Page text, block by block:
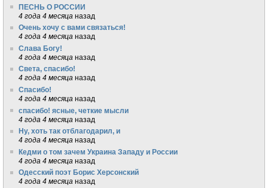
ПЕСНЬ О РОССИИ
4 года 4 месяца назад
Очень хочу с вами связаться!
4 года 4 месяца назад
Слава Богу!
4 года 4 месяца назад
Света, спасибо!
4 года 4 месяца назад
Спасибо!
4 года 4 месяца назад
спасибо! ясные, четкие мысли
4 года 4 месяца назад
Ну, хоть так отблагодарил, и
4 года 4 месяца назад
Кедми о том зачем Украина Западу и России
4 года 4 месяца назад
Одесский поэт Борис Херсонский
4 года 4 месяца назад